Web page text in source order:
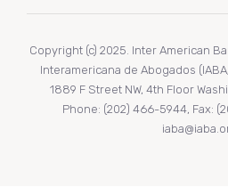
Copyright (c) 2025. Inter American
Interamericana de Abogados
1889 F Street NW, 4th Floor
Phone: (202) 466-5944, Fax: